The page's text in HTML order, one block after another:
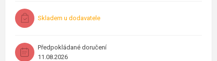
Skladem u dodavatele
Předpokládané doručení
11.08.2026